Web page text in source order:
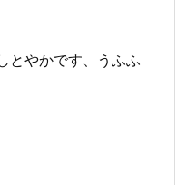
とやかです、うふふ